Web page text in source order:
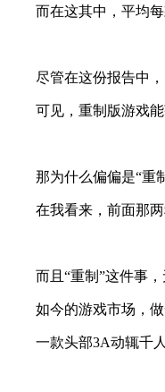
而在这其中，平均每
尽管在这份报告中，
可见，重制版游戏能
那为什么偏偏是“重
在我看来，前面那两种
而且“重制”这件事，
如今的游戏市场，做
一款头部3A动辄千人